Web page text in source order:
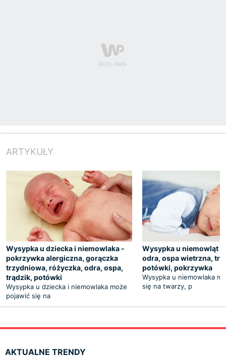
ARTYKUŁY
Wysypka u dziecka i niemowlaka -
pokrzywka alergiczna, gorączka
trzydniowa, różyczka, odra, ospa,
trądzik, potówki
Wysypka u dziecka i niemowlaka może
pojawić się na
Wysypka u niemowląt -
odra, ospa wietrzna,
potówki, pokrzywka
Wysypka u niemowlaka
się na twarzy, p
AKTUALNE TRENDY